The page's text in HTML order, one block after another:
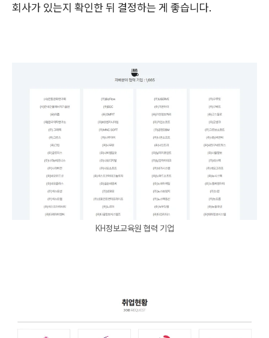
회사가 있는지 확인한 뒤 결정하는 게 좋습니다.
KH정보교육원 협력 기업